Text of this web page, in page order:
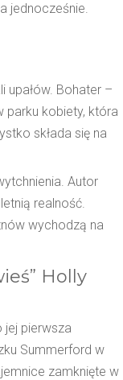
jednocześnie.
upałów. Bohater –
parku kobiety, która
składa się na
Autor
realność.
wychodzą na
Holly
jej pierwsza
Summerford w
zamknięte w